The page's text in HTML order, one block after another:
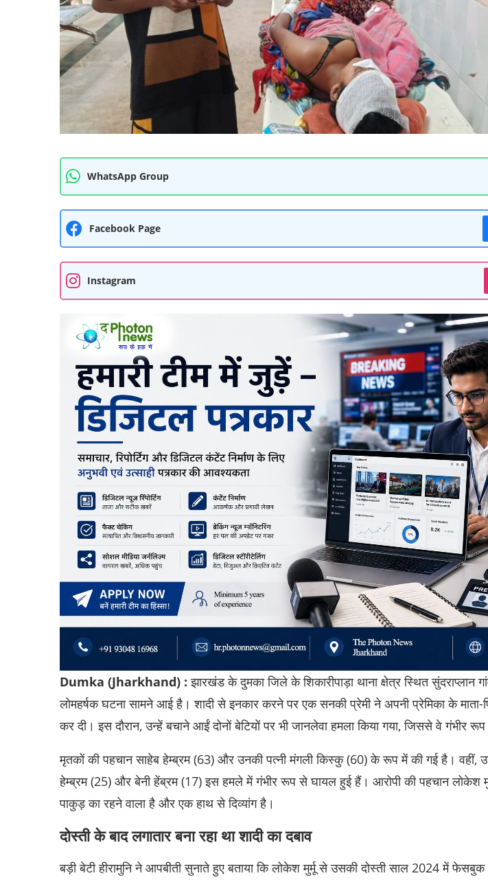
WhatsApp Group
Facebook Page
Instagram
Dumka (Jharkhand) : झारखंड के दुमका जिले के शिकारीपाड़ा थाना क्षेत्र स्थित सुंदराप्लान
लोमहर्षक घटना सामने आई है। शादी से इनकार करने पर एक सनकी प्रेमी ने अपनी प्रेमिका के माता-
कर दी। इस दौरान, उन्हें बचाने आईं दोनों बेटियों पर भी जानलेवा हमला किया गया, जिससे वे गंभीर
मृतकों की पहचान साहेब हेम्ब्रम (63) और उनकी पत्नी मंगली किस्कु (60) के रूप में की गई है। वहीं,
हेम्ब्रम (25) और बेनी हेंब्रम (17) इस हमले में गंभीर रूप से घायल हुई हैं। आरोपी की पहचान लोकेश
पाकुड़ का रहने वाला है और एक हाथ से दिव्यांग है।
दोस्ती के बाद लगातार बना रहा था शादी का दबाव
बड़ी बेटी हीरामुनि ने आपबीती सुनाते हुए बताया कि लोकेश मुर्मू से उसकी दोस्ती साल 2024 में